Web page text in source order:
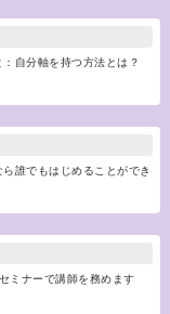
自分軸を持つ方法とは？
誰でもはじめることができ
ミナーで講師を務めます